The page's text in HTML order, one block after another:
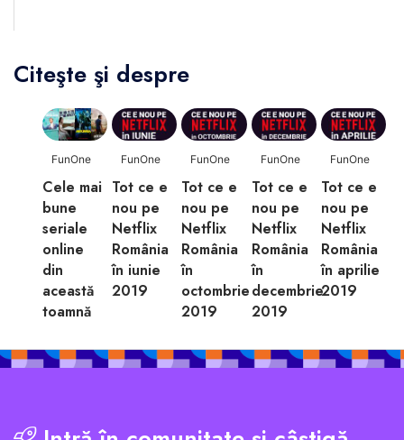
Citeşte şi despre
FunOne
Cele mai
bune
seriale
online
din
această
toamnă
FunOne
Tot ce e
nou pe
Netflix
România
în iunie
2019
FunOne
Tot ce e
nou pe
Netflix
România
în
octombrie
2019
FunOne
Tot ce e
nou pe
Netflix
România
în
decembrie
2019
FunOne
Tot ce e
nou pe
Netflix
România
în aprilie
2019